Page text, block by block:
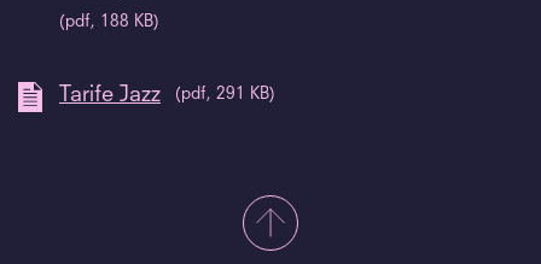
(pdf, 188 KB)
Tarife Jazz (pdf, 291 KB)